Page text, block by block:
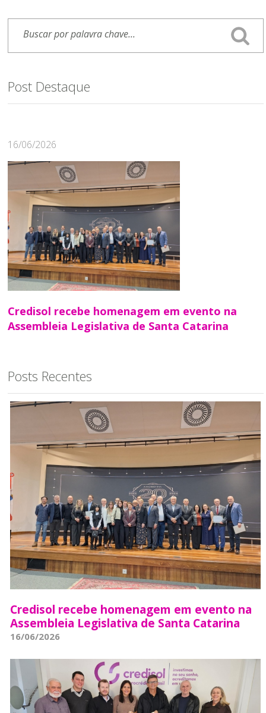
Post Destaque
16/06/2026
Credisol recebe homenagem em evento na
Assembleia Legislativa de Santa Catarina
Posts Recentes
Credisol recebe homenagem em evento na
Assembleia Legislativa de Santa Catarina
16/06/2026